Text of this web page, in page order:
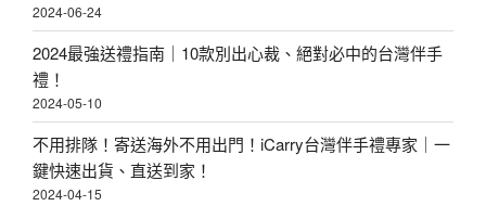
嫦
娥
兔
也
搶
2024-06-24
2024最強送禮指南｜10款別出心裁、絕對必中的台灣伴手
禮！
2024-05-10
不用排隊！寄送海外不用出門！iCarry台灣伴手禮專家｜一
鍵快速出貨、直送到家！
2024-04-15